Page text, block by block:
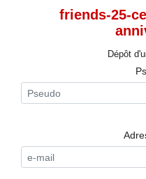
CINEMA
MARIAGES
SPECTACLES
friends-25-
Dépôt